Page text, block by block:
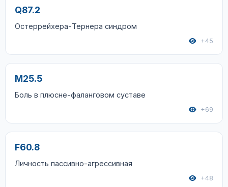
Q87.2
Остеррейхера-Тернера синдром
+45
M25.5
Боль в плюсне-фаланговом суставе
+69
F60.8
Личность пассивно-агрессивная
+48